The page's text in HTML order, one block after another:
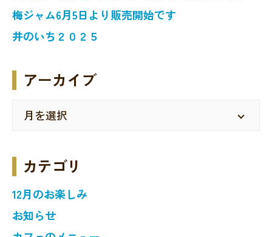
梅ジャム6月5日より販売開始です
井のいち２０２５
アーカイブ
カテゴリ
12月のお楽しみ
お知らせ